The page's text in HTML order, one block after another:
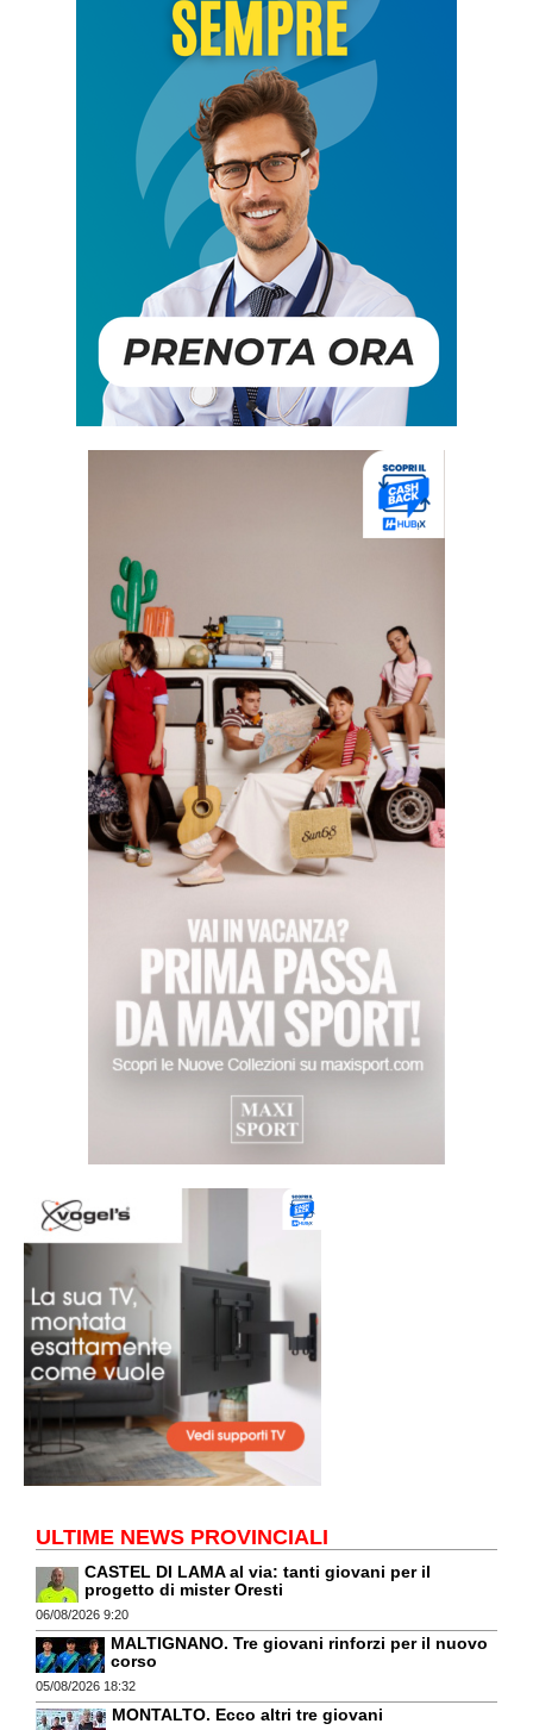
ULTIME NEWS PROVINCIALI
CASTEL DI LAMA al via: tanti giovani per il
progetto di mister Oresti
06/08/2026 9:20
MALTIGNANO. Tre giovani rinforzi per il nuovo
corso
05/08/2026 18:32
MONTALTO. Ecco altri tre giovani